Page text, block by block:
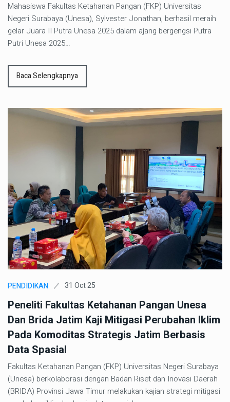
Mahasiswa Fakultas Ketahanan Pangan (FKP) Universitas
Negeri Surabaya (Unesa), Sylvester Jonathan, berhasil meraih
gelar Juara II Putra Unesa 2025 dalam ajang bergengsi Putra
Putri Unesa 2025…
Baca Selengkapnya
PENDIDIKAN 31 Oct 25
Peneliti Fakultas Ketahanan Pangan Unesa
Dan Brida Jatim Kaji Mitigasi Perubahan Iklim
Pada Komoditas Strategis Jatim Berbasis
Data Spasial
Fakultas Ketahanan Pangan (FKP) Universitas Negeri Surabaya
(Unesa) berkolaborasi dengan Badan Riset dan Inovasi Daerah
(BRIDA) Provinsi Jawa Timur melakukan kajian strategi mitigasi